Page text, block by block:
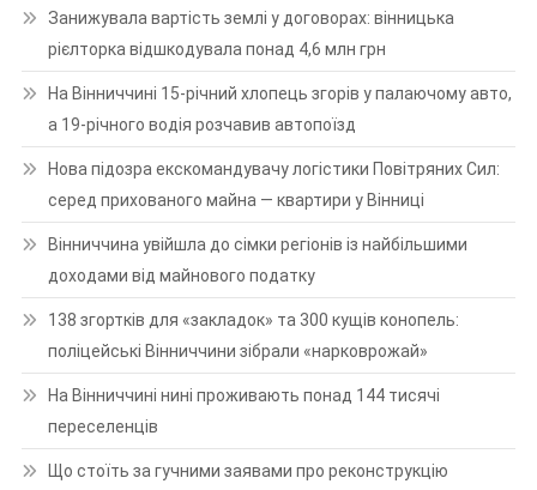
Занижувала вартість землі у договорах: вінницька
рієлторка відшкодувала понад 4,6 млн грн
На Вінниччині 15-річний хлопець згорів у палаючому авто,
а 19-річного водія розчавив автопоїзд
Нова підозра екскомандувачу логістики Повітряних Сил:
серед прихованого майна — квартири у Вінниці
Вінниччина увійшла до сімки регіонів із найбільшими
доходами від майнового податку
138 згортків для «закладок» та 300 кущів конопель:
поліцейські Вінниччини зібрали «нарковрожай»
На Вінниччині нині проживають понад 144 тисячі
переселенців
Що стоїть за гучними заявами про реконструкцію